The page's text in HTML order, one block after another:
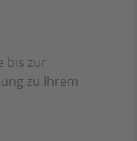
bis zur
zu Ihrem